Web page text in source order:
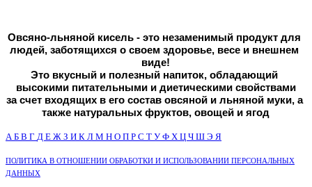
Овсяно-льняной кисель - это незаменимый продукт для
людей, заботящихся о своем здоровье, весе и внешнем
виде!
Это вкусный и полезный напиток, обладающий
высокими питательными и диетическими свойствами
за счет входящих в его состав овсяной и льняной муки, а
также натуральных фруктов, овощей и ягод
АБ В Г Д Е Ж З И К Л М Н О П Р С Т У Ф Х Ц Ч Ш Э Я
ПОЛИТИКА В ОТНОШЕНИИ ОБРАБОТКИ И ИСПОЛЬЗОВАНИИ ПЕРСОНАЛЬНЫХ
ДАННЫХ